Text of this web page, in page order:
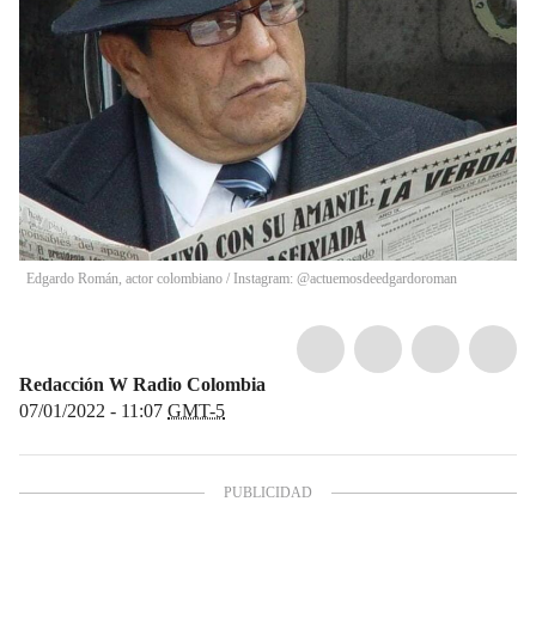
Edgardo Román, actor colombiano / Instagram: @actuemosdeedgardoroman
Redacción W Radio Colombia
07/01/2022 - 11:07 GMT-5